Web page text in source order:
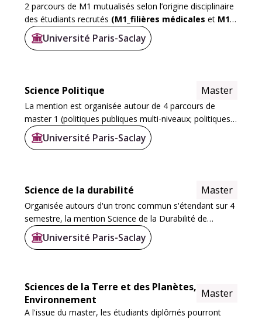
2 parcours de M1 mutualisés selon l’origine disciplinaire
des étudiants recrutés (M1_filières médicales et M1-
filières non médicales
)
Université Paris-Saclay
Science Politique Master
La mention est organisée autour de 4 parcours de
master 1 (politiques publiques multi-niveaux; politiques
de communication; sociologie politique contemporaine;
développement durable) et de 10...
Université Paris-Saclay
Science de la durabilité Master
Organisée autours d'un tronc commun s'étendant sur 4
semestre, la mention Science de la Durabilité de
l'Université Paris Saclay est constituée de 10 éléments
de formation. Il s'agit de 2 parcours...
Université Paris-Saclay
Sciences de la Terre et des Planètes,
Environnement
Master
A l'issue du master, les étudiants diplômés pourront